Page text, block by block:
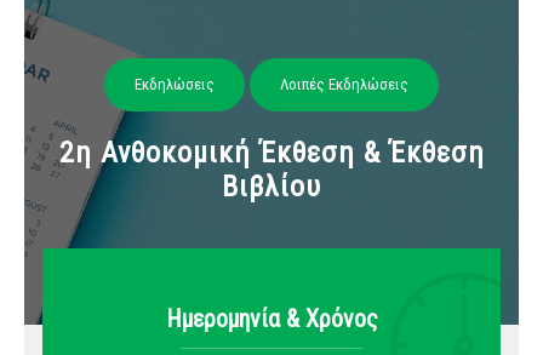
Εκδηλώσεις Λοιπές Εκδηλώσεις
2η Ανθοκομική Έκθεση & Έκθεση
Βιβλίου
Ημερομηνία & Xρόνος